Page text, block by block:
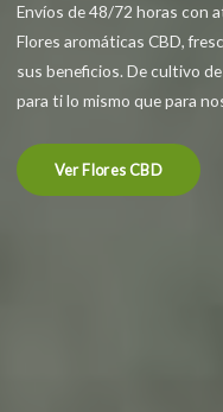
Envíos de 48/72 horas con
Flores aromáticas CBD,
sus beneficios. De cultivo
para ti lo mismo que para
Ver Flores CBD